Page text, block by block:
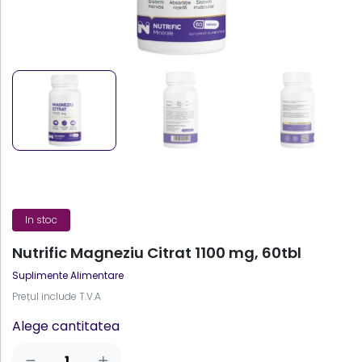
In stoc
Nutrific Magneziu Citrat 1100 mg, 60tbl
Suplimente Alimentare
Prețul include T.V.A
Alege cantitatea